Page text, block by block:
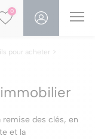
0
pour acheter
remise des clés, en
et la